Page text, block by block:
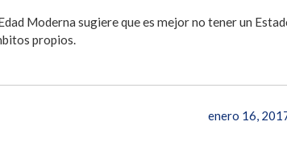
Moderna sugiere que es mejor no tener un
propios.
enero 16,